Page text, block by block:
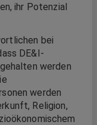
ihr Potenzial
bei
DE&I-
werden
werden
Religion,